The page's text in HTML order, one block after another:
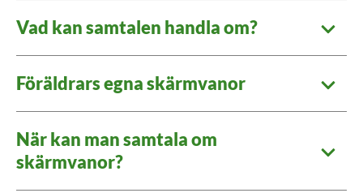
Vad kan samtalen handla om?
Föräldrars egna skärmvanor
När kan man samtala om
skärmvanor?